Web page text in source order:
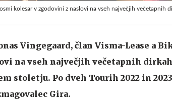
kolesar v zgodovini z naslovi na vseh največjih večetapnih
Vingegaard, član Visma-Lease a
na vseh največjih večetapnih
stoletju. Po dveh Tourih 2022 in
Gira.